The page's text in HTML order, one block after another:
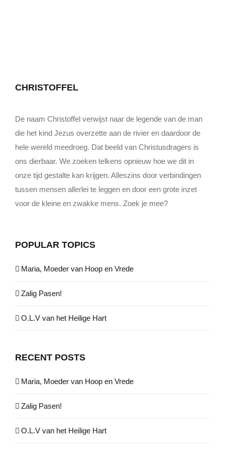
CHRISTOFFEL
De naam Christoffel verwijst naar de legende van de man
die het kind Jezus overzette aan de rivier en daardoor de
hele wereld meedroeg. Dat beeld van Christusdragers is
ons dierbaar. We zoeken telkens opnieuw hoe we dit in
onze tijd gestalte kan krijgen. Alleszins door verbindingen
tussen mensen allerlei te leggen en door een grote inzet
voor de kleine en zwakke mens. Zoek je mee?
POPULAR TOPICS
Maria, Moeder van Hoop en Vrede
Zalig Pasen!
O.L.V van het Heilige Hart
RECENT POSTS
Maria, Moeder van Hoop en Vrede
Zalig Pasen!
O.L.V van het Heilige Hart